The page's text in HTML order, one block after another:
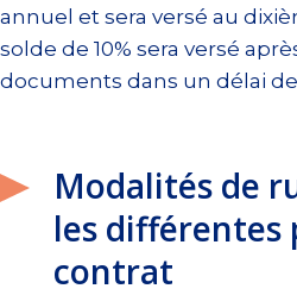
annuel et sera versé au
solde de 10% sera versé
documents dans un délai
Modalités de
les différentes
contrat